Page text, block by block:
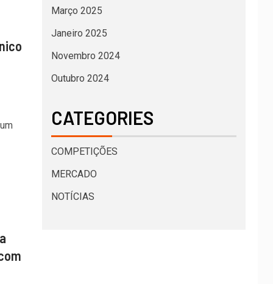
Março 2025
Janeiro 2025
Novembro 2024
Outubro 2024
CATEGORIES
COMPETIÇÕES
MERCADO
NOTÍCIAS